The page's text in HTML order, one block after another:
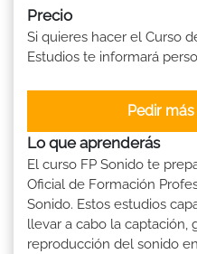
Precio
Si quieres hacer el Curso
Estudios te informará
Pedir
Lo que aprenderás
El curso FP Sonido te
Oficial de Formación
Sonido. Estos estudios
llevar a cabo la captación,
reproducción del sonido